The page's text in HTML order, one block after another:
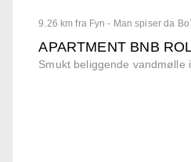
9.26 km fra Fyn - Man spiser da
APARTMENT BNB
Smukt beliggende vandmølle